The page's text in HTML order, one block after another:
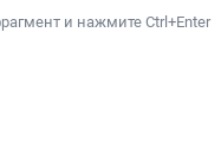
и нажмите Ctrl+Enter